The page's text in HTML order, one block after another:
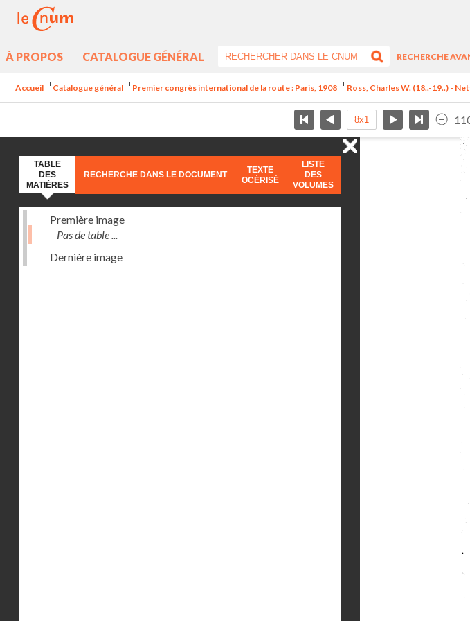
À PROPOS CATALOGUE GÉNÉRAL
RECHERCHE
Accueil Catalogue général Premier congrès international de la route : Paris, 1908 Ross, Charles W. (18..-19..) -
TABLE
DES
MATIÈRES
RECHERCHE DANS LE DOCUMENT
TEXTE
OCÉRISÉ
LISTE
DES
VOLUMES
Première image
Pas de table ...
Dernière image